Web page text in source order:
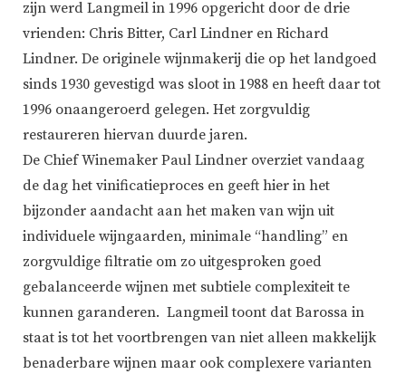
zijn werd Langmeil in 1996 opgericht door de drie
vrienden: Chris Bitter, Carl Lindner en Richard
Lindner. De originele wijnmakerij die op het landgoed
sinds 1930 gevestigd was sloot in 1988 en heeft daar tot
1996 onaangeroerd gelegen. Het zorgvuldig
restaureren hiervan duurde jaren.
De Chief Winemaker Paul Lindner overziet vandaag
de dag het vinificatieproces en geeft hier in het
bijzonder aandacht aan het maken van wijn uit
individuele wijngaarden, minimale “handling” en
zorgvuldige filtratie om zo uitgesproken goed
gebalanceerde wijnen met subtiele complexiteit te
kunnen garanderen. Langmeil toont dat Barossa in
staat is tot het voortbrengen van niet alleen makkelijk
benaderbare wijnen maar ook complexere varianten